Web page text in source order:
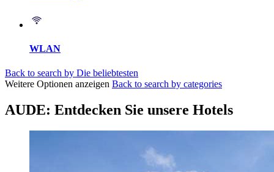
WLAN
Back to search by Die beliebtesten
Weitere Optionen anzeigen Back to search by categories
AUDE: Entdecken Sie unsere Hotels